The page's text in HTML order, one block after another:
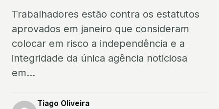
Trabalhadores estão contra os estatutos
aprovados em janeiro que consideram
colocar em risco a independência e a
integridade da única agência noticiosa
em...
Tiago Oliveira